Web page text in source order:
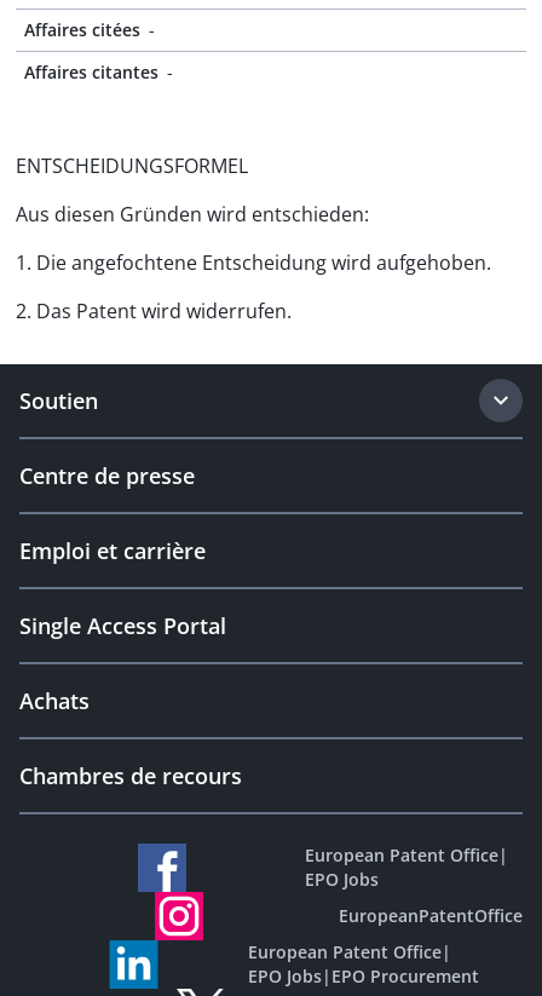
Affaires citées -
Affaires citantes -
ENTSCHEIDUNGSFORMEL
Aus diesen Gründen wird entschieden:
1. Die angefochtene Entscheidung wird aufgehoben.
2. Das Patent wird widerrufen.
Soutien
Centre de presse
Emploi et carrière
Single Access Portal
Achats
Chambres de recours
European Patent Office|
EPO Jobs
EuropeanPatentOffice
European Patent Office|
EPO Jobs| EPO Procurement